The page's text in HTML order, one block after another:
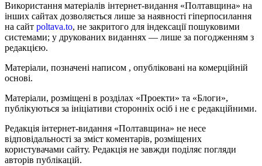
Використання матеріалів інтернет-видання «Полтавщина» на
інших сайтах дозволяється лише за наявності гіперпосилання
на сайт poltava.to, не закритого для індексації пошуковими
системами; у друкованих виданнях — лише за погодженням з
редакцією.
Матеріали, позначені написом , опубліковані на комерційній
основі.
Матеріали, розміщені в розділах «Проекти» та «Блоги»,
публікуються за ініціативи сторонніх осіб і не є редакційними.
Редакція інтернет-видання «Полтавщина» не несе
відповідальності за зміст коментарів, розміщених
користувачами сайту. Редакція не завжди поділяє погляди
авторів публікацій.